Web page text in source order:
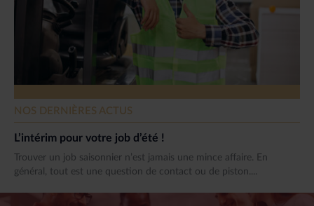
NOS DERNIÈRES ACTUS
L’intérim pour votre job d’été !
Trouver un job saisonnier n’est jamais une mince affaire. En
général, tout est une question de contact ou de piston....